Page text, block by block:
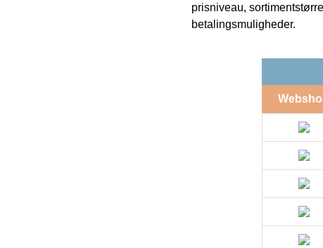
prisniveau,
betalingsmuligheder.